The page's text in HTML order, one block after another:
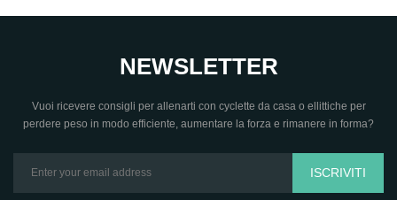
NEWSLETTER
Vuoi ricevere consigli per allenarti con cyclette da casa o ellittiche per
perdere peso in modo efficiente, aumentare la forza e rimanere in forma?
ISCRIVITI